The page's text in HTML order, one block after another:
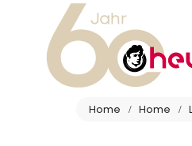
Home Home